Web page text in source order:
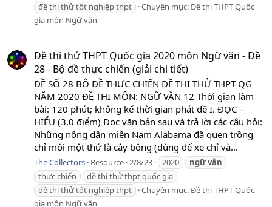
đề thi thử tốt nghiệp thpt
Chuyên mục:Đề thi THPT Quốc
gia môn Ngữ văn
Đề thi thử THPT Quốc gia 2020 môn Ngữ văn - Đề
28 - Bộ đề thực chiến (giải chi tiết)
ĐỀ SỐ 28 BỘ ĐỀ THỰC CHIẾN ĐỀ THI THỬ THPT QG
NĂM 2020 ĐỀ THI MÔN: NGỮ VĂN 12 Thời gian làm
bài: 120 phút; không kể thời gian phát đề I. ĐỌC –
HIỂU (3,0 điểm) Đọc văn bản sau và trả lời các câu hỏi:
Những nông dân miền Nam Alabama đã quen trồng
chỉ mỗi một thứ là cây bông (dùng để xe chỉ và...
The Collectors Resource 2/8/23 2020 ngữvăn
thực chiến
đề thi thử thpt quốc gia
đề thi thử tốt nghiệp thpt
Chuyên mục:Đề thi THPT Quốc
gia môn Ngữ văn